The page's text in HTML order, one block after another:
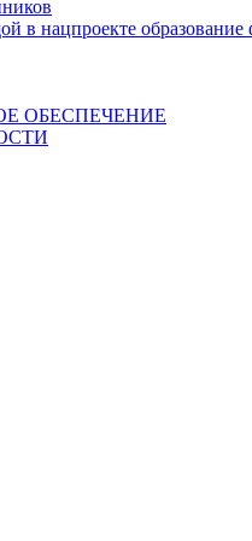
в нацпроекте образование
ОБЕСПЕЧЕНИЕ